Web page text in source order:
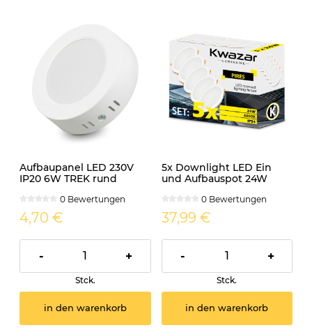
Aufbaupanel LED 230V
IP20 6W TREK rund
0 Bewertungen
4,70 €
- +
Stck.
in den warenkorb
5x Downlight LED Ein
und Aufbauspot 24W
0 Bewertungen
37,99 €
- +
Stck.
in den warenkorb